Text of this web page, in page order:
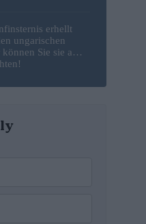
erhellt
ungarischen
Sie sie am